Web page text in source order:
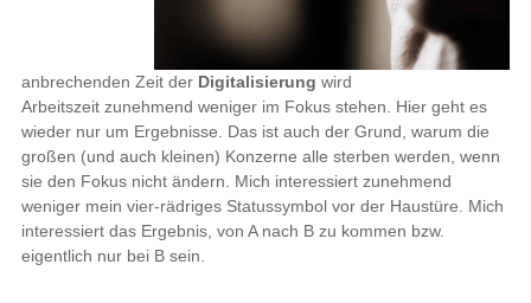
anbrechenden Zeit der Digitalisierung wird
Arbeitszeit zunehmend weniger im Fokus stehen. Hier geht es
wieder nur um Ergebnisse. Das ist auch der Grund, warum die
großen (und auch kleinen) Konzerne alle sterben werden, wenn
sie den Fokus nicht ändern. Mich interessiert zunehmend
weniger mein vier-rädriges Statussymbol vor der Haustüre. Mich
interessiert das Ergebnis, von A nach B zu kommen bzw.
eigentlich nur bei B sein.